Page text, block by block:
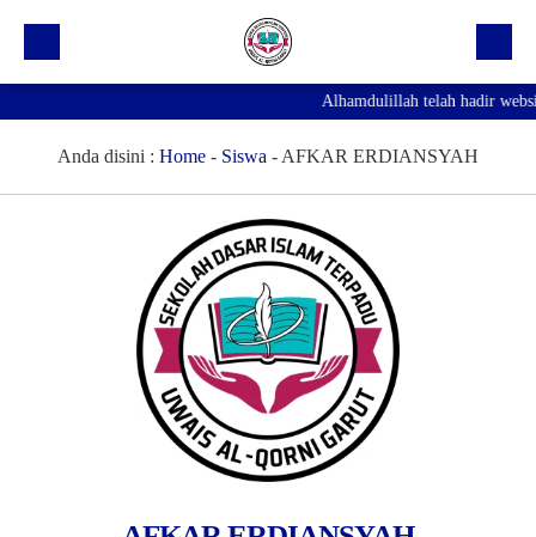
Profil Sekolah
Kegiatan Ekskul
Alhamdulillah telah hadir
Anda disini : Home - Siswa - AFKAR ERDIANSYAH